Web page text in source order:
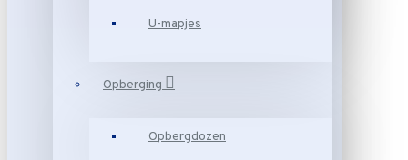
U-mapjes
Opberging
Opbergdozen